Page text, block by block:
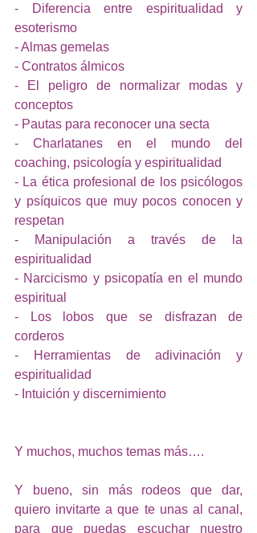
- Diferencia entre espiritualidad y
esoterismo
- Almas gemelas
- Contratos álmicos
- El peligro de normalizar modas y
conceptos
- Pautas para reconocer una secta
- Charlatanes en el mundo del
coaching, psicología y espiritualidad
- La ética profesional de los psicólogos
y psíquicos que muy pocos conocen y
respetan
- Manipulación a través de la
espiritualidad
- Narcicismo y psicopatía en el mundo
espiritual
- Los lobos que se disfrazan de
corderos
- Herramientas de adivinación y
espiritualidad
- Intuición y discernimiento
Y muchos, muchos temas más….
Y bueno, sin más rodeos que dar,
quiero invitarte a que te unas al canal,
para que puedas escuchar nuestro